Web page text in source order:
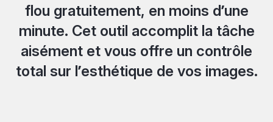
flou gratuitement, en moins d’une
minute. Cet outil accomplit la tâche
aisément et vous offre un contrôle
total sur l’esthétique de vos images.